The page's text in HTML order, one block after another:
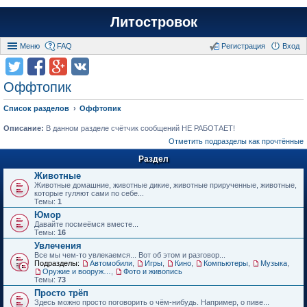
Литостровок
Меню FAQ Вход
Регистрация
Оффтопик
Список разделов Оффтопик
Описание: В данном разделе счётчик сообщений НЕ РАБОТАЕТ!
Отметить подразделы как прочтённые
Раздел
Животные
Животные домашние, животные дикие, животные прирученные, животные,
которые гуляют сами по себе...
Темы: 1
Юмор
Давайте посмеёмся вместе...
Темы: 16
Увлечения
Все мы чем-то увлекаемся... Вот об этом и разговор...
Подразделы:
Автомобили Игры Кино Компьютеры Музыка
Фото и живопись
Темы: 73
Просто трёп
Здесь можно просто поговорить о чём-нибудь. Например, о пиве...